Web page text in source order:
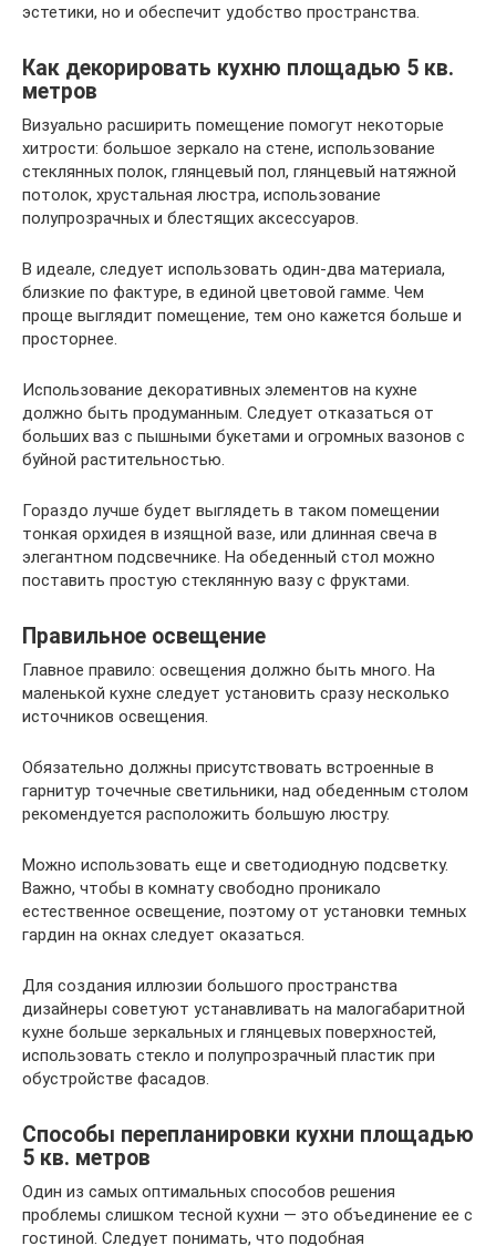
эстетики, но и обеспечит удобство пространства.
Как декорировать кухню площадью 5 кв.
метров
Визуально расширить помещение помогут некоторые
хитрости: большое зеркало на стене, использование
стеклянных полок, глянцевый пол, глянцевый натяжной
потолок, хрустальная люстра, использование
полупрозрачных и блестящих аксессуаров.
В идеале, следует использовать один-два материала,
близкие по фактуре, в единой цветовой гамме. Чем
проще выглядит помещение, тем оно кажется больше и
просторнее.
Использование декоративных элементов на кухне
должно быть продуманным. Следует отказаться от
больших ваз с пышными букетами и огромных вазонов с
буйной растительностью.
Гораздо лучше будет выглядеть в таком помещении
тонкая орхидея в изящной вазе, или длинная свеча в
элегантном подсвечнике. На обеденный стол можно
поставить простую стеклянную вазу с фруктами.
Правильное освещение
Главное правило: освещения должно быть много. На
маленькой кухне следует установить сразу несколько
источников освещения.
Обязательно должны присутствовать встроенные в
гарнитур точечные светильники, над обеденным столом
рекомендуется расположить большую люстру.
Можно использовать еще и светодиодную подсветку.
Важно, чтобы в комнату свободно проникало
естественное освещение, поэтому от установки темных
гардин на окнах следует оказаться.
Для создания иллюзии большого пространства
дизайнеры советуют устанавливать на малогабаритной
кухне больше зеркальных и глянцевых поверхностей,
использовать стекло и полупрозрачный пластик при
обустройстве фасадов.
Способы перепланировки кухни площадью
5 кв. метров
Один из самых оптимальных способов решения
проблемы слишком тесной кухни — это объединение ее с
гостиной. Следует понимать, что подобная